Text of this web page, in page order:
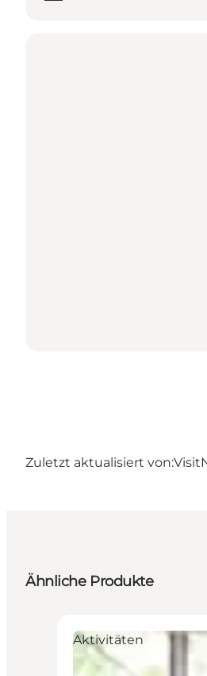
Zuletzt aktualisiert von:
Ähnliche Produkte
Aktivitäten